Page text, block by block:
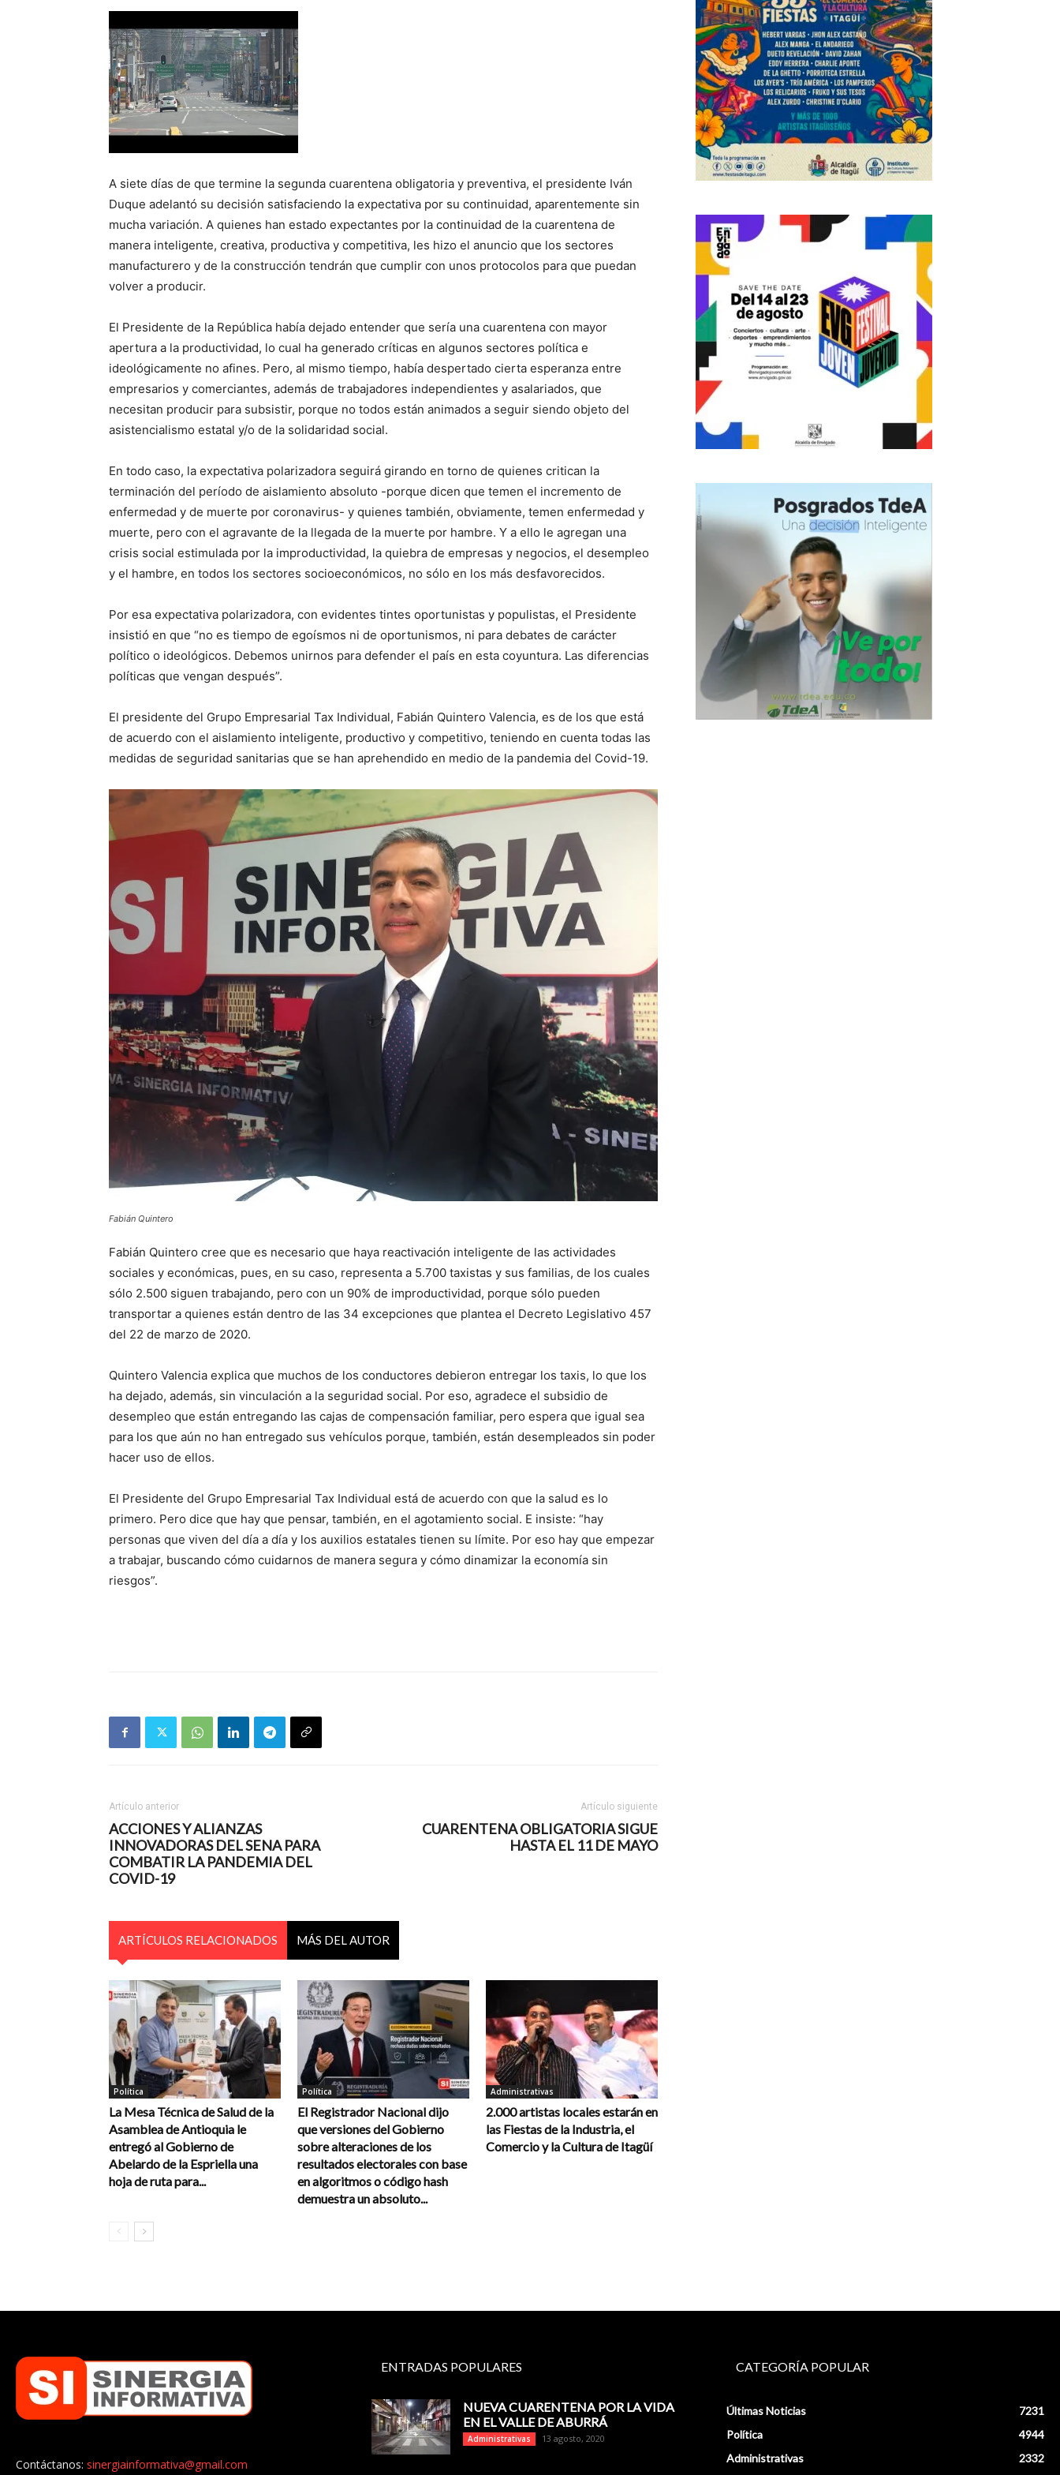
A siete días de que termine la segunda cuarentena obligatoria y preventiva, el presidente Iván
Duque adelantó su decisión satisfaciendo la expectativa por su continuidad, aparentemente sin
mucha variación. A quienes han estado expectantes por la continuidad de la cuarentena de
manera inteligente, creativa, productiva y competitiva, les hizo el anuncio que los sectores
manufacturero y de la construcción tendrán que cumplir con unos protocolos para que puedan
volver a producir.
El Presidente de la República había dejado entender que sería una cuarentena con mayor
apertura a la productividad, lo cual ha generado críticas en algunos sectores política e
ideológicamente no afines. Pero, al mismo tiempo, había despertado cierta esperanza entre
empresarios y comerciantes, además de trabajadores independientes y asalariados, que
necesitan producir para subsistir, porque no todos están animados a seguir siendo objeto del
asistencialismo estatal y/o de la solidaridad social.
En todo caso, la expectativa polarizadora seguirá girando en torno de quienes critican la
terminación del período de aislamiento absoluto -porque dicen que temen el incremento de
enfermedad y de muerte por coronavirus- y quienes también, obviamente, temen enfermedad y
muerte, pero con el agravante de la llegada de la muerte por hambre. Y a ello le agregan una
crisis social estimulada por la improductividad, la quiebra de empresas y negocios, el desempleo
y el hambre, en todos los sectores socioeconómicos, no sólo en los más desfavorecidos.
Por esa expectativa polarizadora, con evidentes tintes oportunistas y populistas, el Presidente
insistió en que “no es tiempo de egoísmos ni de oportunismos, ni para debates de carácter
político o ideológicos. Debemos unirnos para defender el país en esta coyuntura. Las diferencias
políticas que vengan después”.
El presidente del Grupo Empresarial Tax Individual, Fabián Quintero Valencia, es de los que está
de acuerdo con el aislamiento inteligente, productivo y competitivo, teniendo en cuenta todas las
medidas de seguridad sanitarias que se han aprehendido en medio de la pandemia del Covid-19.
Fabián Quintero
Fabián Quintero cree que es necesario que haya reactivación inteligente de las actividades
sociales y económicas, pues, en su caso, representa a 5.700 taxistas y sus familias, de los cuales
sólo 2.500 siguen trabajando, pero con un 90% de improductividad, porque sólo pueden
transportar a quienes están dentro de las 34 excepciones que plantea el Decreto Legislativo 457
del 22 de marzo de 2020.
Quintero Valencia explica que muchos de los conductores debieron entregar los taxis, lo que los
ha dejado, además, sin vinculación a la seguridad social. Por eso, agradece el subsidio de
desempleo que están entregando las cajas de compensación familiar, pero espera que igual sea
para los que aún no han entregado sus vehículos porque, también, están desempleados sin poder
hacer uso de ellos.
El Presidente del Grupo Empresarial Tax Individual está de acuerdo con que la salud es lo
primero. Pero dice que hay que pensar, también, en el agotamiento social. E insiste: “hay
personas que viven del día a día y los auxilios estatales tienen su límite. Por eso hay que empezar
a trabajar, buscando cómo cuidarnos de manera segura y cómo dinamizar la economía sin
riesgos”.
Artículo anterior
ACCIONES Y ALIANZAS
INNOVADORAS DEL SENA PARA
COMBATIR LA PANDEMIA DEL
COVID-19
Artículo siguiente
CUARENTENA OBLIGATORIA SIGUE
HASTA EL 11 DE MAYO
ARTÍCULOS RELACIONADOS MÁS DEL AUTOR
Política
La Mesa Técnica de Salud de la
Asamblea de Antioquia le
entregó al Gobierno de
Abelardo de la Espriella una
hoja de ruta para...
Política
El Registrador Nacional dijo
que versiones del Gobierno
sobre alteraciones de los
resultados electorales con base
en algoritmos o código hash
demuestra un absoluto...
Administrativas
2.000 artistas locales estarán en
las Fiestas de la Industria, el
Comercio y la Cultura de Itagüí
Contáctanos: sinergiainformativa@gmail.com
ENTRADAS POPULARES
NUEVA CUARENTENA POR LA VIDA
EN EL VALLE DE ABURRÁ
Administrativas 13 agosto, 2020
CATEGORÍA POPULAR
Últimas Noticias
7231
Política
4944
Administrativas
2332